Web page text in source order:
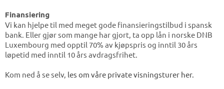
Finansiering
Vi kan hjelpe til med meget gode finansieringstilbud i spansk
bank. Eller gjør som mange har gjort, ta opp lån i norske DNB
Luxembourg med opptil 70% av kjøpspris og inntil 30 års
løpetid med inntil 10 års avdragsfrihet.
Kom ned å se selv, les om våre private visningsturer her.